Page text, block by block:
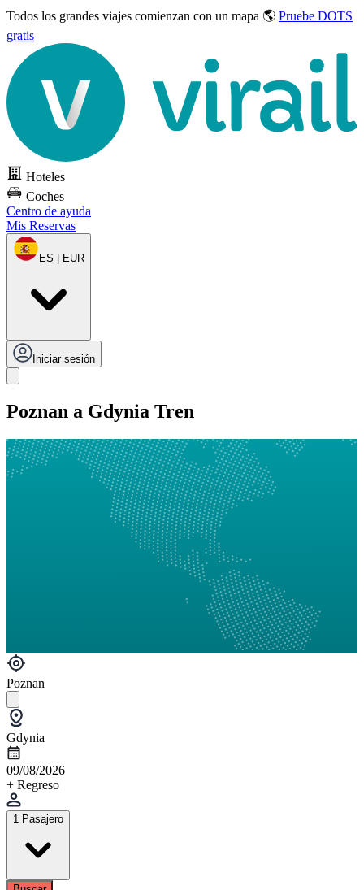
Todos los grandes viajes comienzan con un mapa 🌎 Pruebe DOTS
gratis
Hoteles
Coches
Centro de ayuda
Mis Reservas
ES | EUR
Iniciar sesión
Poznan a Gdynia Tren
Poznan
Gdynia
09/08/2026
+ Regreso
1 Pasajero